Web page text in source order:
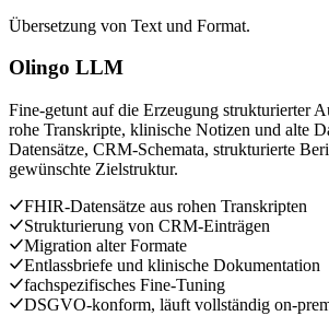
Übersetzung von Text und Format.
Olingo LLM
Fine-getunt auf die Erzeugung strukturierter
rohe Transkripte, klinische Notizen und alte
Datensätze, CRM-Schemata, strukturierte
gewünschte Zielstruktur.
FHIR-Datensätze aus rohen Transkripten
Strukturierung von CRM-Einträgen
Migration alter Formate
Entlassbriefe und klinische Dokumentation
fachspezifisches Fine-Tuning
DSGVO-konform, läuft vollständig on-